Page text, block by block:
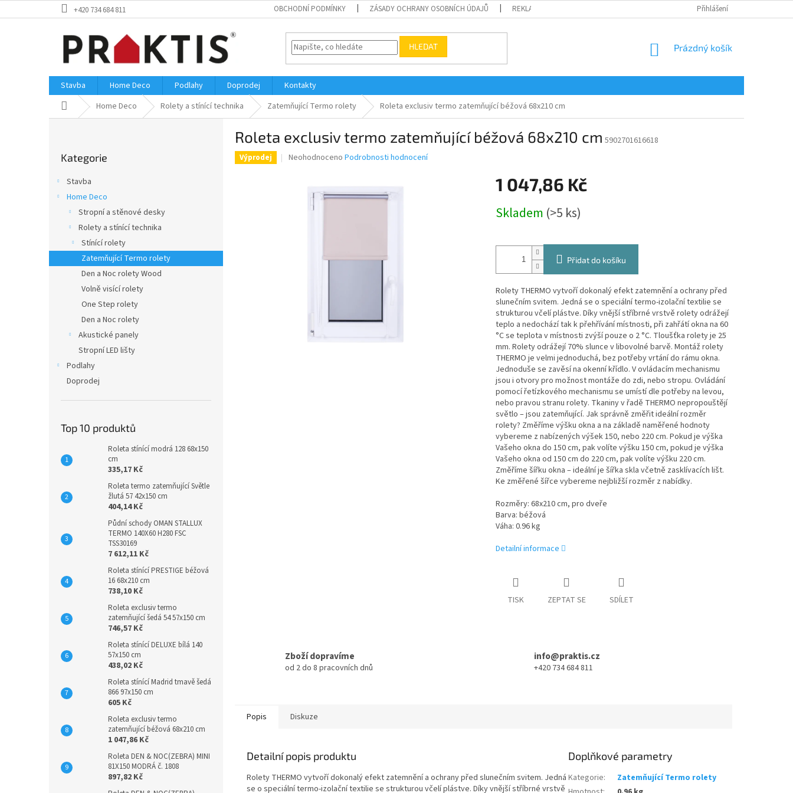
na
+420 734 684 811 OBCHODNÍ PODMÍNKY ZÁSADY OCHRANY OSOBNÍCH ÚDAJŮ REKLAMAČNÍ FORMULÁŘ Přihlášení
HLEDAT
NÁKUPNÍ
Prázdný košík
Stavba Home Deco Podlahy Doprodej
Kontakty
Domů Home Deco Rolety a stínící technika Zatemňující Termo rolety Roleta exclusiv termo zatemňující béžová 68x210 cm
a
n
kategorie
Kategorie
Stavba
Home Deco
Stropní a stěnové desky
Rolety a stínící technika
Stínící rolety
Zatemňující Termo rolety
Den a Noc rolety Wood
Volně visící rolety
One Step rolety
Den a Noc rolety
Akustické panely
Stropní LED lišty
Podlahy
Doprodej
Top 10 produktů
Roleta stínící modrá 128 68x150
cm
335,17 Kč
Roleta termo zatemňující Světle
žlutá 57 42x150 cm
404,14 Kč
Půdní schody OMAN STALLUX
TERMO 140X60 H280 FSC
TSS30169
7 612,11 Kč
Roleta stínící PRESTIGE béžová
16 68x210 cm
738,10 Kč
Roleta exclusiv termo
zatemňující šedá 54 57x150 cm
746,57 Kč
Roleta stínící DELUXE bílá 140
57x150 cm
438,02 Kč
Roleta stínící Madrid tmavě šedá
866 97x150 cm
605 Kč
Roleta exclusiv termo
zatemňující béžová 68x210 cm
1 047,86 Kč
Roleta DEN & NOC(ZEBRA) MINI
81X150 MODRÁ č. 1808
897,82 Kč
Roleta exclusiv termo zatemňující béžová 68x210 cm 5902701616618
Výprodej
Průměrné
Neohodnoceno Podrobnosti hodnocení
1 047,86 Kč
cena:
Skladem (>5 ks)
Přidat do košíku
Rolety THERMO vytvoří dokonalý efekt zatemnění a ochrany před
slunečním svitem. Jedná se o speciální termo-izolační textilie se
strukturou včelí plástve. Díky vnější stříbrné vrstvě rolety odrážejí
teplo a nedochází tak k přehřívání místnosti, při zahřátí okna na 60
°C se teplota v místnosti zvýší pouze o 2 °C. Tloušťka rolety je 25
mm. Rolety odrážejí 70% slunce v libovolné barvě. Montáž rolety
THERMO je velmi jednoduchá, bez potřeby vrtání do rámu okna.
Jednoduše se zavěsí na okenní křídlo. V ovládacím mechanismu
jsou i otvory pro možnost montáže do zdi, nebo stropu. Ovládání
pomocí řetízkového mechanismu se umístí dle potřeby na levou,
nebo pravou stranu rolety. Tkaniny v řadě THERMO nepropouštějí
světlo – jsou zatemňující. Jak správně změřit ideální rozměr
rolety? Změříme výšku okna a na základě naměřené hodnoty
vybereme z nabízených výšek 150, nebo 220 cm. Pokud je výška
Vašeho okna do 150 cm, pak volíte výšku 150 cm, pokud je výška
Vašeho okna od 150 cm do 220 cm, pak volíte výšku 220 cm.
Změříme šířku okna – ideální je šířka skla včetně zasklívacích lišt.
Ke změřené šířce vybereme nejbližší rozměr z nabídky.
Rozměry: 68x210 cm, pro dveře
Barva: béžová
Váha: 0.96 kg
Detailní informace
TISK ZEPTAT SE SDÍLET
Zboží dopravíme
od 2 do 8 pracovních dnů
info@praktis.cz
+420 734 684 811
Popis Diskuze
Detailní popis produktu
Rolety THERMO vytvoří dokonalý efekt zatemnění a ochrany před slunečním svitem. Jedná
se o speciální termo-izolační textilie se strukturou včelí plástve. Díky vnější stříbrné vrstvě
Doplňkové parametry
Kategorie:
Zatemňující Termo rolety